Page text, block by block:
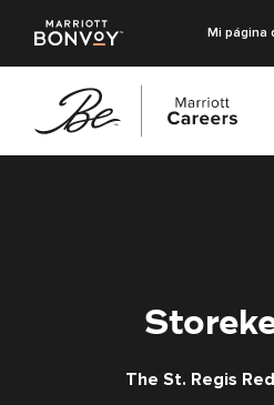
Mi página
The St. Regis